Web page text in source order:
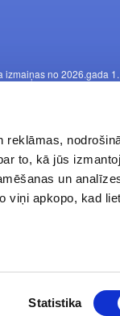
to, kā jūs
un
viņi apkopo, kad
Statistika
izmaiņas no 2026.gada
Contacts